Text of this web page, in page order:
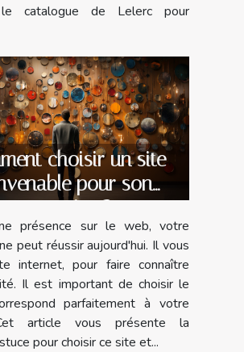
le catalogue de Lelerc pour
choisir un site
pour son
entreprise ?
présence sur le web, votre
peut réussir aujourd'hui. Il vous
internet, pour faire connaître
Il est important de choisir le
parfaitement à votre
article vous présente la
pour choisir ce site et...